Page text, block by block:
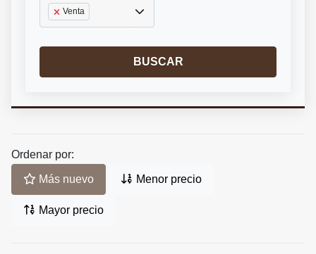
Venta
BUSCAR
Ordenar por:
Más nuevo Menor precio
Mayor precio